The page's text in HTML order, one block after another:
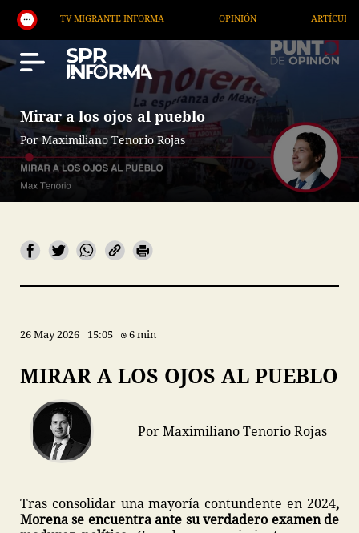
TV MIGRANTE INFORMA OPINIÓN ARTÍCULOS
Mirar a los ojos al pueblo
Por Maximiliano Tenorio Rojas
26 May 2026 15:05 6 min
MIRAR A LOS OJOS AL PUEBLO
Por Maximiliano Tenorio Rojas
Tras consolidar una mayoría contundente en 2024,
Morena se encuentra ante su verdadero examen de